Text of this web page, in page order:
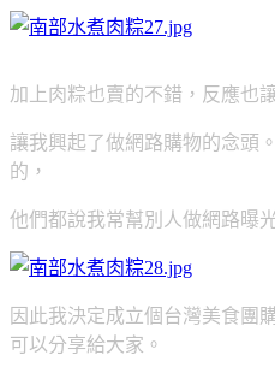
加上肉粽也賣的不錯，反應也
讓我興起了做網路購物的念頭。
的，
他們都說我常幫別人做網路曝
因此我決定成立個台灣美食團
可以分享給大家。